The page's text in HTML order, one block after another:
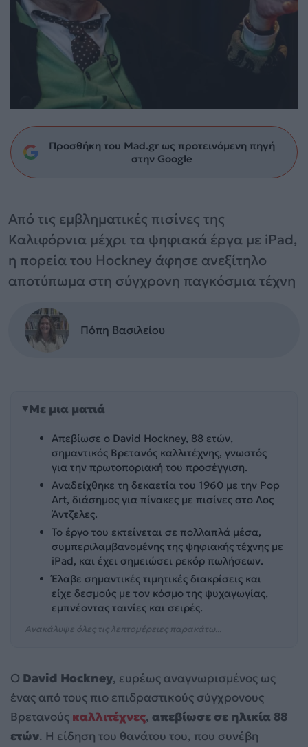
Προσθήκη του Mad.gr ως προτεινόμενη πηγή
στην Google
Από τις εμβληματικές πισίνες της
Καλιφόρνια μέχρι τα ψηφιακά έργα με iPad,
η πορεία του Hockney άφησε ανεξίτηλο
αποτύπωμα στη σύγχρονη παγκόσμια τέχνη
Πόπη Βασιλείου
Με μια ματιά
Απεβίωσε ο David Hockney, 88 ετών,
σημαντικός Βρετανός καλλιτέχνης, γνωστός
για την πρωτοποριακή του προσέγγιση.
Αναδείχθηκε τη δεκαετία του 1960 με την Pop
Art, διάσημος για πίνακες με πισίνες στο Λος
Άντζελες.
Το έργο του εκτείνεται σε πολλαπλά μέσα,
συμπεριλαμβανομένης της ψηφιακής τέχνης με
iPad, και έχει σημειώσει ρεκόρ πωλήσεων.
Έλαβε σημαντικές τιμητικές διακρίσεις και
είχε δεσμούς με τον κόσμο της ψυχαγωγίας,
εμπνέοντας ταινίες και σειρές.
Ανακάλυψε όλες τις λεπτομέρειες παρακάτω...
Ο David Hockney, ευρέως αναγνωρισμένος ως
ένας από τους πιο επιδραστικούς σύγχρονους
Βρετανούς καλλιτέχνες, απεβίωσε σε ηλικία 88
ετών. Η είδηση του θανάτου του, που συνέβη